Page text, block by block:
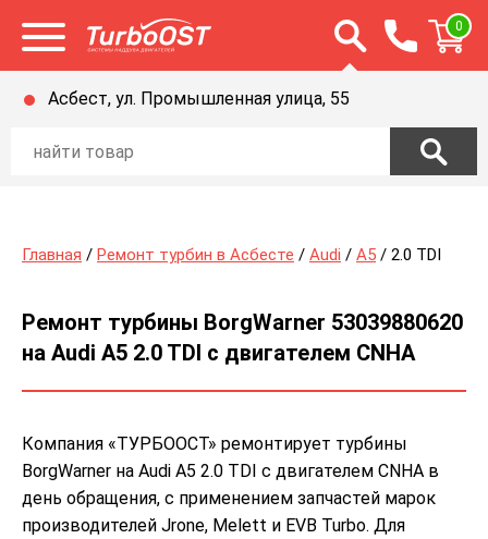
Открыть меню Открыть строку
0
Асбест, ул. Промышленная улица, 55
Главная / Ремонт турбин в Асбесте / Audi / A5 / 2.0 TDI
Ремонт турбины BorgWarner 53039880620
на Audi A5 2.0 TDI с двигателем CNHA
Компания «ТУРБООСТ» ремонтирует турбины
BorgWarner на Audi A5 2.0 TDI с двигателем CNHA в
день обращения, с применением запчастей марок
производителей Jrone, Melett и EVB Turbo. Для